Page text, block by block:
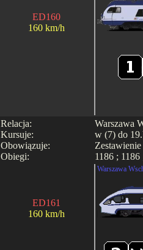
ED160
160 km/h
Relacja:
Kursuje:
Obowiązuje:
Obiegi:
Warszawa
w (7) do
1186 ; 1186
ED161
160 km/h
Warszawa